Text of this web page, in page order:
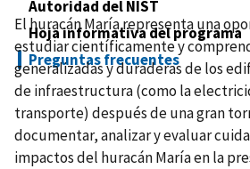
Autoridad del NIST
Hoja informativa del programa
Preguntas frecuentes
El huracán María representa una
estudiar científicamente y
generalizadas y duraderas de los
de infraestructura (como la
transporte) después de una gran
documentar, analizar y evaluar
impactos del huracán María en la